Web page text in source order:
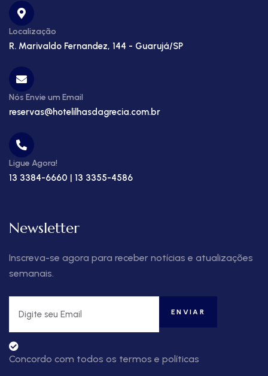
Localização
R. Marivaldo Fernandez, 144 - Guarujá/SP
Nós Envie um Email
reservas@hotelilhasdagrecia.com.br
Ligue Agora!
13 3384-6660 | 13 3355-4586
Newsletter
Inscreva-se agora para receber notícias e atualizações
semanais.
Concordo com todos os termos e políticas